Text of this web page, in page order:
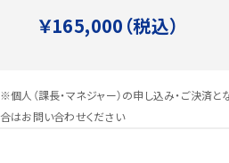
￥165,000（税込）
※個人（課長・マネジャー）の申し込み・ご決済
合はお問い合わせください